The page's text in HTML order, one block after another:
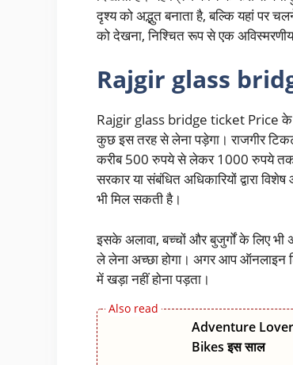
दृश्य को अद्भुत बनाता है, बल्कि यहां पर
को देखना, निश्चित रूप से एक
Rajgir glass
Rajgir glass bridge ticket Price के
कुछ इस तरह से लेना पड़ेगा। राजगीर
करीब 500 रुपये से लेकर 1000 रुपये
सरकार या संबंधित अधिकारियों द्वारा
भी मिल सकती है।
इसके अलावा, बच्चों और बुजुर्गों के लिए
ले लेना अच्छा होगा। अगर आप ऑनलाइन
में खड़ा नहीं होना पड़ता।
Adventure
Bikes इस साल